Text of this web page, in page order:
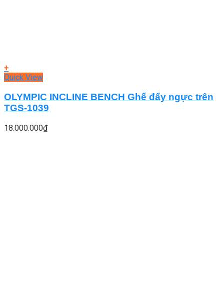
+
Quick View
OLYMPIC INCLINE BENCH Ghế đẩy ngực trên
TGS-1039
18.000.000₫